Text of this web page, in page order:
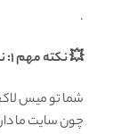
.
💥 نکته مهم 1: نماد اعتماد الکترونیک
شما تو میس
چون سایت ما